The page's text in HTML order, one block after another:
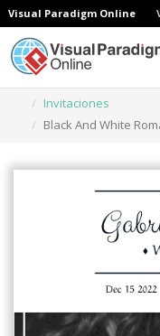
Visual Paradigm Online
Invitaciones
Black And White